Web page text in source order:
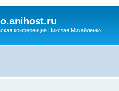
конференция Николая Михайленко